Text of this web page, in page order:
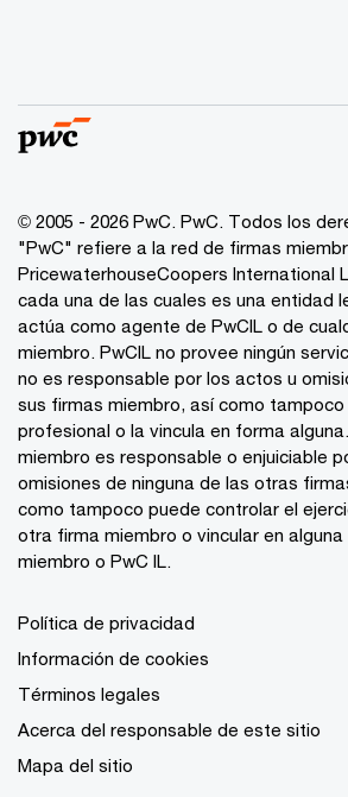
© 2005 - 2026 PwC. PwC. Todos los
"PwC" refiere a la red de firmas
PricewaterhouseCoopers International
cada una de las cuales es una entidad
actúa como agente de PwCIL o de
miembro. PwCIL no provee ningún
no es responsable por los actos u
sus firmas miembro, así como
profesional o la vincula en forma
miembro es responsable o enjuiciable
omisiones de ninguna de las otras
como tampoco puede controlar el
otra firma miembro o vincular en
miembro o PwC IL.
Política de privacidad
Información de cookies
Términos legales
Acerca del responsable de este sitio
Mapa del sitio